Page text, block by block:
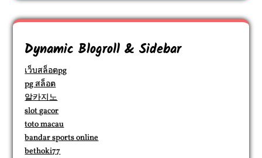
Dynamic Blogroll & Sidebar
เว็บสล็อตpg
pg สล็อต
알카지노
slot gacor
toto macau
bandar sports online
bethoki77